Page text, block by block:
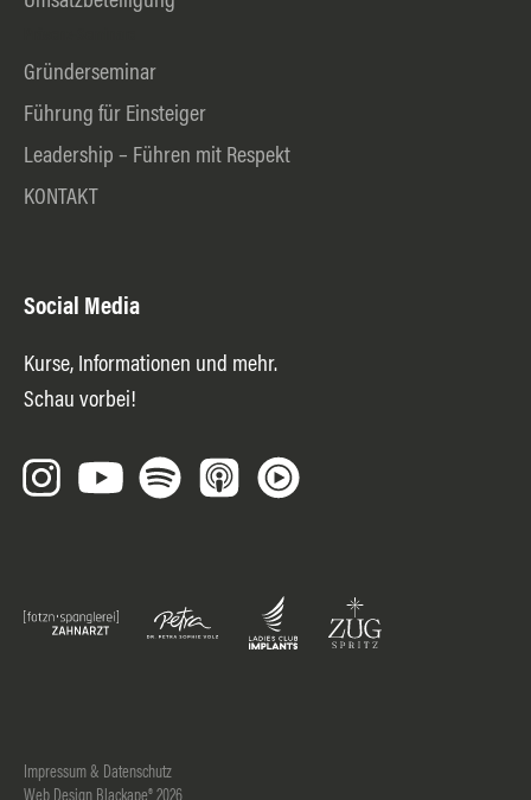
Gründerseminar
Führung für Einsteiger
Leadership – Führen mit Respekt
KONTAKT
Social Media
Kurse, Informationen und mehr.
Schau vorbei!
Impressum & Datenschutz